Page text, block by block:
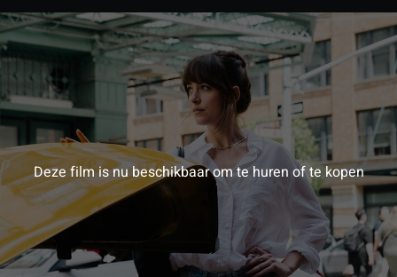
Deze film is nu beschikbaar om te huren of te kopen